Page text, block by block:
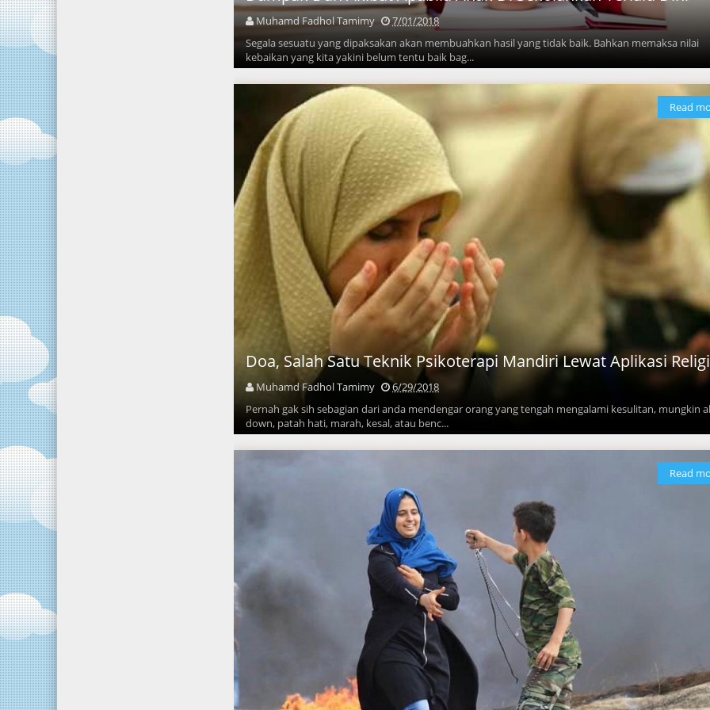
Muhamd Fadhol Tamimy
7/01/2018
Segala sesuatu yang dipaksakan akan membuahkan hasil yang tidak baik. Bahkan memaksa nilai
kebaikan yang kita yakini belum tentu baik bag...
Doa, Salah Satu Teknik Psikoterapi Mandiri Lewat Aplikasi Religi
Muhamd Fadhol Tamimy
6/29/2018
Pernah gak sih sebagian dari anda mendengar orang yang tengah mengalami kesulitan, mungkin
down, patah hati, marah, kesal, atau benc...
Read
Read